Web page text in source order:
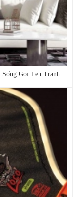
Gọi Tên Tranh